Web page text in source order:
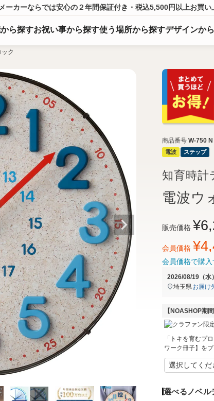
メーカーならでは安心の２年間保証付き・税込5,500円以上お買い
から探すお祝い事から探す使う場所から探すデザインか
ク
商品番号 W-750 N
電波 ステップ
知育時計
電波ウ
販売価格 ¥
会員価格 ¥
会員価格で購入
2026/08/19（水）
埼玉県お届け
【NOASHOP期
「トキを育むプ
ワーク冊子】を
選べるノベル